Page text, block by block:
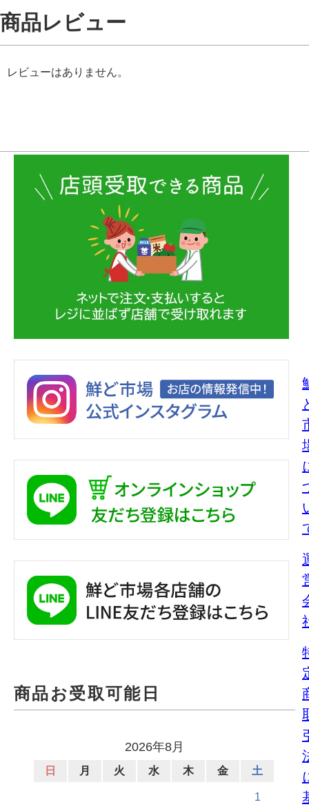
商品レビュー
レビューはありません。
商品お受取可能日
2026年8月
日 月 火 水 木 金 土
1